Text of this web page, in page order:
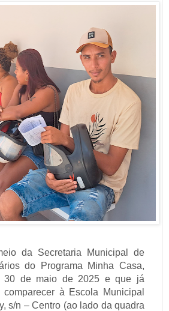
da Secretaria Municipal de
do Programa Minha Casa,
30 de maio de 2025 e que já
à Escola Municipal
s/n – Centro (ao lado da quadra